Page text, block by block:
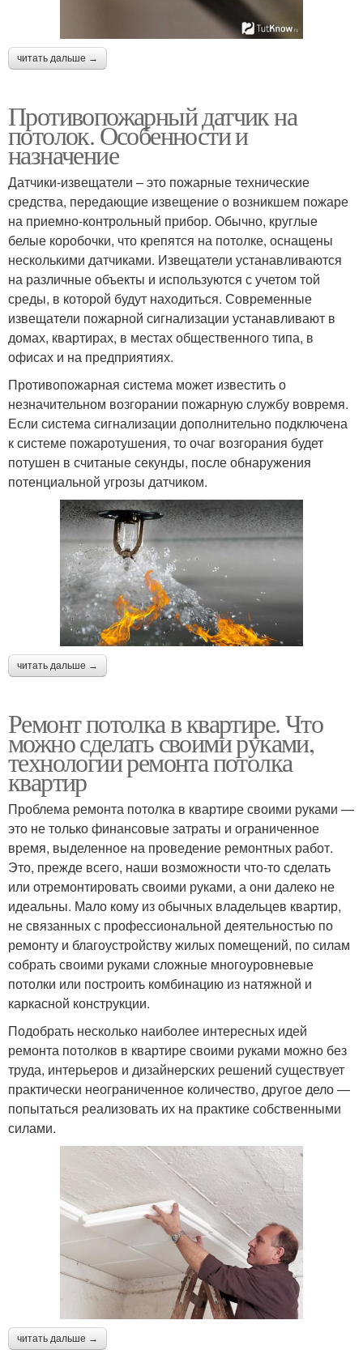
читать дальше →
Противопожарный датчик на
потолок. Особенности и
назначение
Датчики-извещатели – это пожарные технические
средства, передающие извещение о возникшем пожаре
на приемно-контрольный прибор. Обычно, круглые
белые коробочки, что крепятся на потолке, оснащены
несколькими датчиками. Извещатели устанавливаются
на различные объекты и используются с учетом той
среды, в которой будут находиться. Современные
извещатели пожарной сигнализации устанавливают в
домах, квартирах, в местах общественного типа, в
офисах и на предприятиях.
Противопожарная система может известить о
незначительном возгорании пожарную службу вовремя.
Если система сигнализации дополнительно подключена
к системе пожаротушения, то очаг возгорания будет
потушен в считаные секунды, после обнаружения
потенциальной угрозы датчиком.
читать дальше →
Ремонт потолка в квартире. Что
можно сделать своими руками,
технологии ремонта потолка
квартир
Проблема ремонта потолка в квартире своими руками —
это не только финансовые затраты и ограниченное
время, выделенное на проведение ремонтных работ.
Это, прежде всего, наши возможности что-то сделать
или отремонтировать своими руками, а они далеко не
идеальны. Мало кому из обычных владельцев квартир,
не связанных с профессиональной деятельностью по
ремонту и благоустройству жилых помещений, по силам
собрать своими руками сложные многоуровневые
потолки или построить комбинацию из натяжной и
каркасной конструкции.
Подобрать несколько наиболее интересных идей
ремонта потолков в квартире своими руками можно без
труда, интерьеров и дизайнерских решений существует
практически неограниченное количество, другое дело —
попытаться реализовать их на практике собственными
силами.
читать дальше →